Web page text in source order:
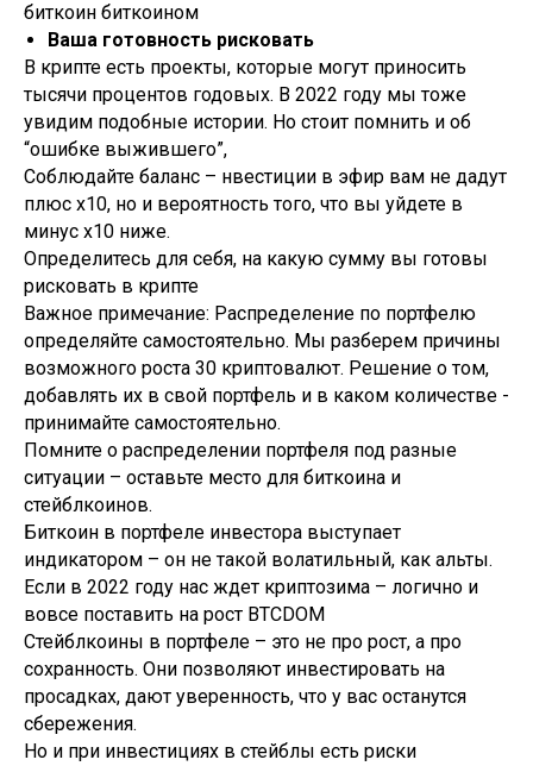
биткоин биткоином
Ваша готовность рисковать
В крипте есть проекты, которые могут приносить
тысячи процентов годовых. В 2022 году мы тоже
увидим подобные истории. Но стоит помнить и об
“ошибке выжившего”,
Соблюдайте баланс – нвестиции в эфир вам не дадут
плюс х10, но и вероятность того, что вы уйдете в
минус х10 ниже.
Определитесь для себя, на какую сумму вы готовы
рисковать в крипте
Важное примечание: Распределение по портфелю
определяйте самостоятельно. Мы разберем причины
возможного роста 30 криптовалют. Решение о том,
добавлять их в свой портфель и в каком количестве -
принимайте самостоятельно.
Помните о распределении портфеля под разные
ситуации – оставьте место для биткоина и
стейблкоинов.
Биткоин в портфеле инвестора выступает
индикатором – он не такой волатильный, как альты.
Если в 2022 году нас ждет криптозима – логично и
вовсе поставить на рост BTCDOM
Стейблкоины в портфеле – это не про рост, а про
сохранность. Они позволяют инвестировать на
просадках, дают уверенность, что у вас останутся
сбережения.
Но и при инвестициях в стейблы есть риски